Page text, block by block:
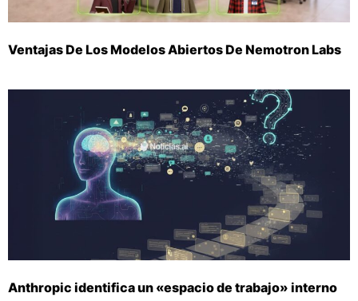
Ventajas De Los Modelos Abiertos De Nemotron Labs
Anthropic identifica un «espacio de trabajo» interno